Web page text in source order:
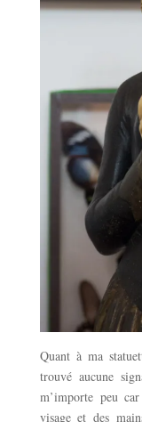
Quant à ma
trouvé aucune
m’importe peu
visage et des